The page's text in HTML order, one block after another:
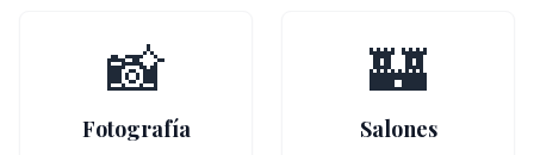
📸
Fotografía
🏰
Salones